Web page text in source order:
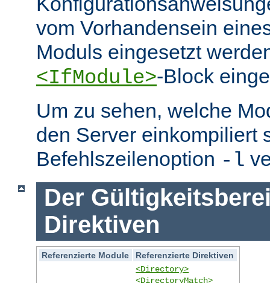
vom Vorhandensein
Moduls eingesetzt
<IfModule>-Block
Um zu sehen, welche
den Server einkompiliert
Befehlszeilenoption -l
Der
Direktiven
Referenzierte Module
Referenzierte Direktiven
<Directory>
<DirectoryMatch>